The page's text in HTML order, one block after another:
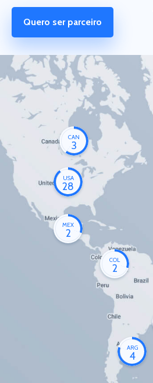
Quero ser parceiro
CAN
3
USA
28
MEX
2
COL
2
ARG
4